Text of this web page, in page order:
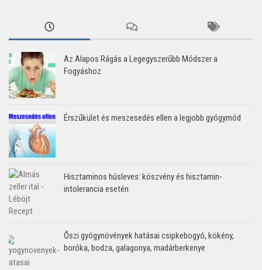
Az Alapos Rágás a Legegyszerűbb Módszer a
Fogyáshoz
Érszűkület és meszesedés ellen a legjobb gyógymód
Hisztaminos húsleves: köszvény és hisztamin-
intolerancia esetén
Őszi gyógynövények hatásai csipkebogyó, kökény,
boróka, bodza, galagonya, madárberkenye